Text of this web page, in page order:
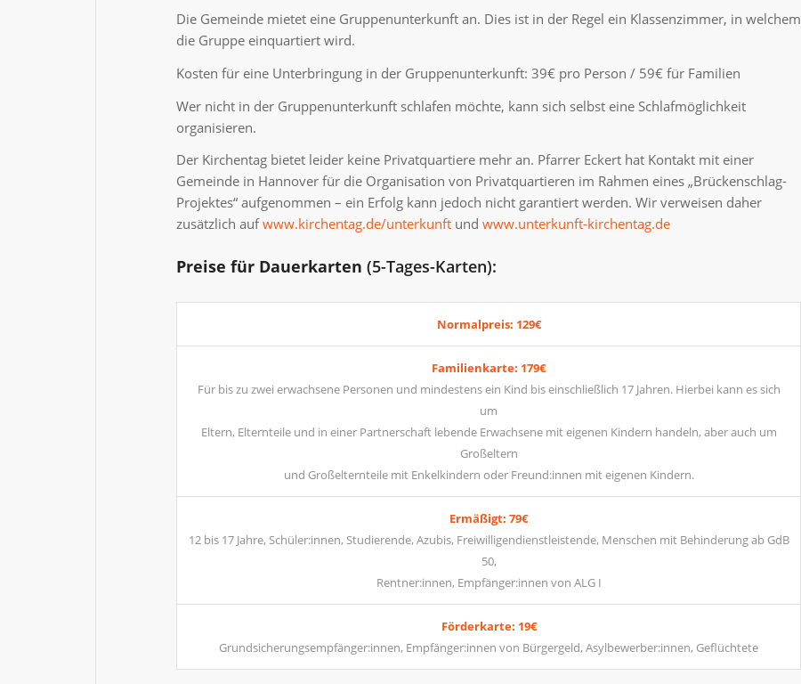
Die Gemeinde mietet eine Gruppenunterkunft an. Dies ist in der Regel ein Klassenzimmer, in welchem
die Gruppe einquartiert wird.
Kosten für eine Unterbringung in der Gruppenunterkunft: 39€ pro Person / 59€ für Familien
Wer nicht in der Gruppenunterkunft schlafen möchte, kann sich selbst eine Schlafmöglichkeit
organisieren.
Der Kirchentag bietet leider keine Privatquartiere mehr an. Pfarrer Eckert hat Kontakt mit einer
Gemeinde in Hannover für die Organisation von Privatquartieren im Rahmen eines „Brückenschlag-
Projektes“ aufgenommen – ein Erfolg kann jedoch nicht garantiert werden. Wir verweisen daher
zusätzlich aufwww.kirchentag.de/unterkunft und www.unterkunft-kirchentag.de
Preise für Dauerkarten (5-Tages-Karten):
Normalpreis: 129€
Familienkarte: 179€
Für bis zu zwei erwachsene Personen und mindestens ein Kind bis einschließlich 17 Jahren. Hierbei kann es sich
um
Eltern, Elternteile und in einer Partnerschaft lebende Erwachsene mit eigenen Kindern handeln, aber auch um
Großeltern
und Großelternteile mit Enkelkindern oder Freund:innen mit eigenen Kindern.
Ermäßigt: 79€
12 bis 17 Jahre, Schüler:innen, Studierende, Azubis, Freiwilligendienstleistende, Menschen mit Behinderung ab GdB
50,
Rentner:innen, Empfänger:innen von ALG I
Förderkarte: 19€
Grundsicherungsempfänger:innen, Empfänger:innen von Bürgergeld, Asylbewerber:innen, Geflüchtete